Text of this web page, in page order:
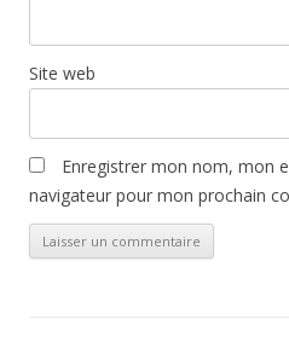
Site web
Enregistrer mon nom, mon
navigateur pour mon prochain